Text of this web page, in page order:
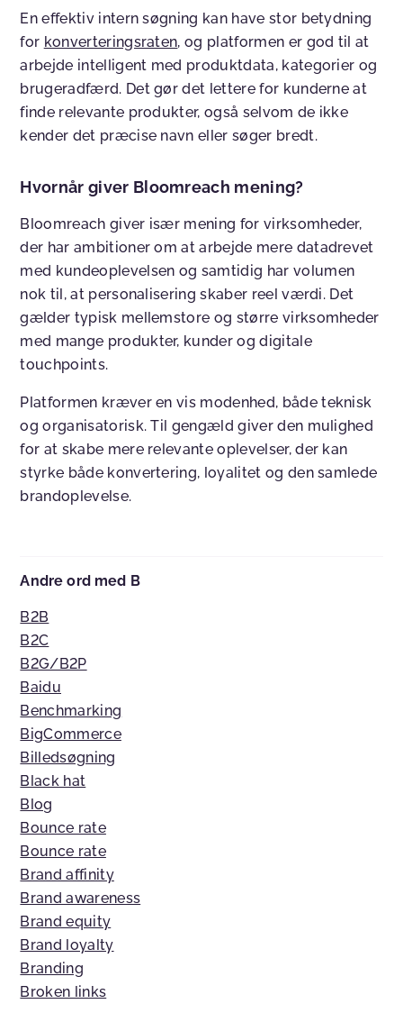
En effektiv intern søgning kan have stor betydning
for konverteringsraten, og platformen er god til at
arbejde intelligent med produktdata, kategorier og
brugeradfærd. Det gør det lettere for kunderne at
finde relevante produkter, også selvom de ikke
kender det præcise navn eller søger bredt.
Hvornår giver Bloomreach mening?
Bloomreach giver især mening for virksomheder,
der har ambitioner om at arbejde mere datadrevet
med kundeoplevelsen og samtidig har volumen
nok til, at personalisering skaber reel værdi. Det
gælder typisk mellemstore og større virksomheder
med mange produkter, kunder og digitale
touchpoints.
Platformen kræver en vis modenhed, både teknisk
og organisatorisk. Til gengæld giver den mulighed
for at skabe mere relevante oplevelser, der kan
styrke både konvertering, loyalitet og den samlede
brandoplevelse.
Andre ord med B
B2B
B2C
B2G/B2P
Baidu
Benchmarking
BigCommerce
Billedsøgning
Black hat
Blog
Bounce rate
Bounce rate
Brand affinity
Brand awareness
Brand equity
Brand loyalty
Branding
Broken links